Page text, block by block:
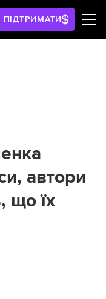
ПІДТРИМАТИ
автори
що їх